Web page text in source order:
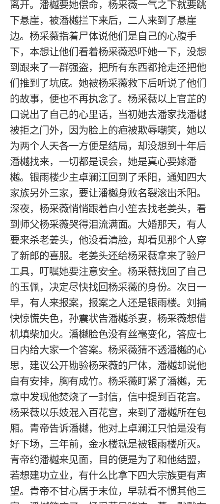
离开。潘樾要她偿命，杨采薇一气之下就要跳
下悬崖，被潘樾拦下来后，二人来到了悬崖
边。杨采薇指着尸体说他们是自己的心腹手
下，本想让他们看着杨采薇恐吓她一下，没想
到跟来了一群强盗，把所有东西都抢走还把他
们推到了坑底。她被杨采薇救下后听说了他们
的故事，便也不再执念了。杨采薇以上官芷的
口说出了自己的心里话，当初她去潘家找潘樾
被拒之门外，因为脸上的疤被欺辱嘲笑，她以
为两个人天各一方便是结局，却没想到十年后
潘樾找来，一切都是误会，她是真心要嫁潘
樾。银雨楼少主卓澜江回到了禾阳，通知四大
家族另外三家，要让潘樾身败名裂滚出禾阳。
深夜，杨采薇悄悄跟着白小笙去找老姜头，看
到师父杨采薇哭得泪流满面。大婚那天，有人
要来杀老姜头，他没看清脸，却看见那个人穿
了新郎的喜服。老姜头还给杨采薇拿来了验尸
工具，叮嘱她要注意安全。杨采薇找回了自己
的玉佩，决定尽快找回杨采薇的身份。次日一
早，有人来报案，报案之人还是银雨楼。刘捕
快惊慌失色，孙震状告潘樾杀妻，杨采薇想借
机填柴加火。潘樾脸色没有丝毫变化，答应七
日内给大家一个答案。杨采薇猜不透潘樾的心
思，建议公开勘验杨采薇的尸体，潘樾却说他
自有安排，胸有成竹。杨采薇盯紧了潘樾，无
意中发现他焚烧了一封信，信中提到百花宫。
杨采薇以乐妓混入百花宫，来到了潘樾所在包
厢。青帝告诉潘樾，他对上卓澜江只怕是没有
好下场，三年前，金水楼就是被银雨楼所灭。
青帝约潘樾来见面，目的便是为了和他结盟，
若想建功立业，有什么比拿下四大宗族更有声
望。青帝不甘心居于末位，早就看不惯其他三